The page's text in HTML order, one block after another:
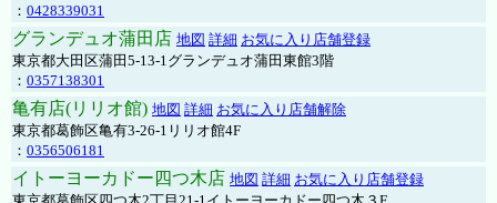
： 0428339031
グランデュオ蒲田店 地図 詳細 お気に入り店舗登録
東京都大田区蒲田5-13-1グランデュオ蒲田東館3階
： 0357138301
亀有店(リリオ館) 地図 詳細 お気に入り店舗解除
東京都葛飾区亀有3-26-1リリオ館4F
： 0356506181
イトーヨーカドー四つ木店 地図 詳細 お気に入り店舗登録